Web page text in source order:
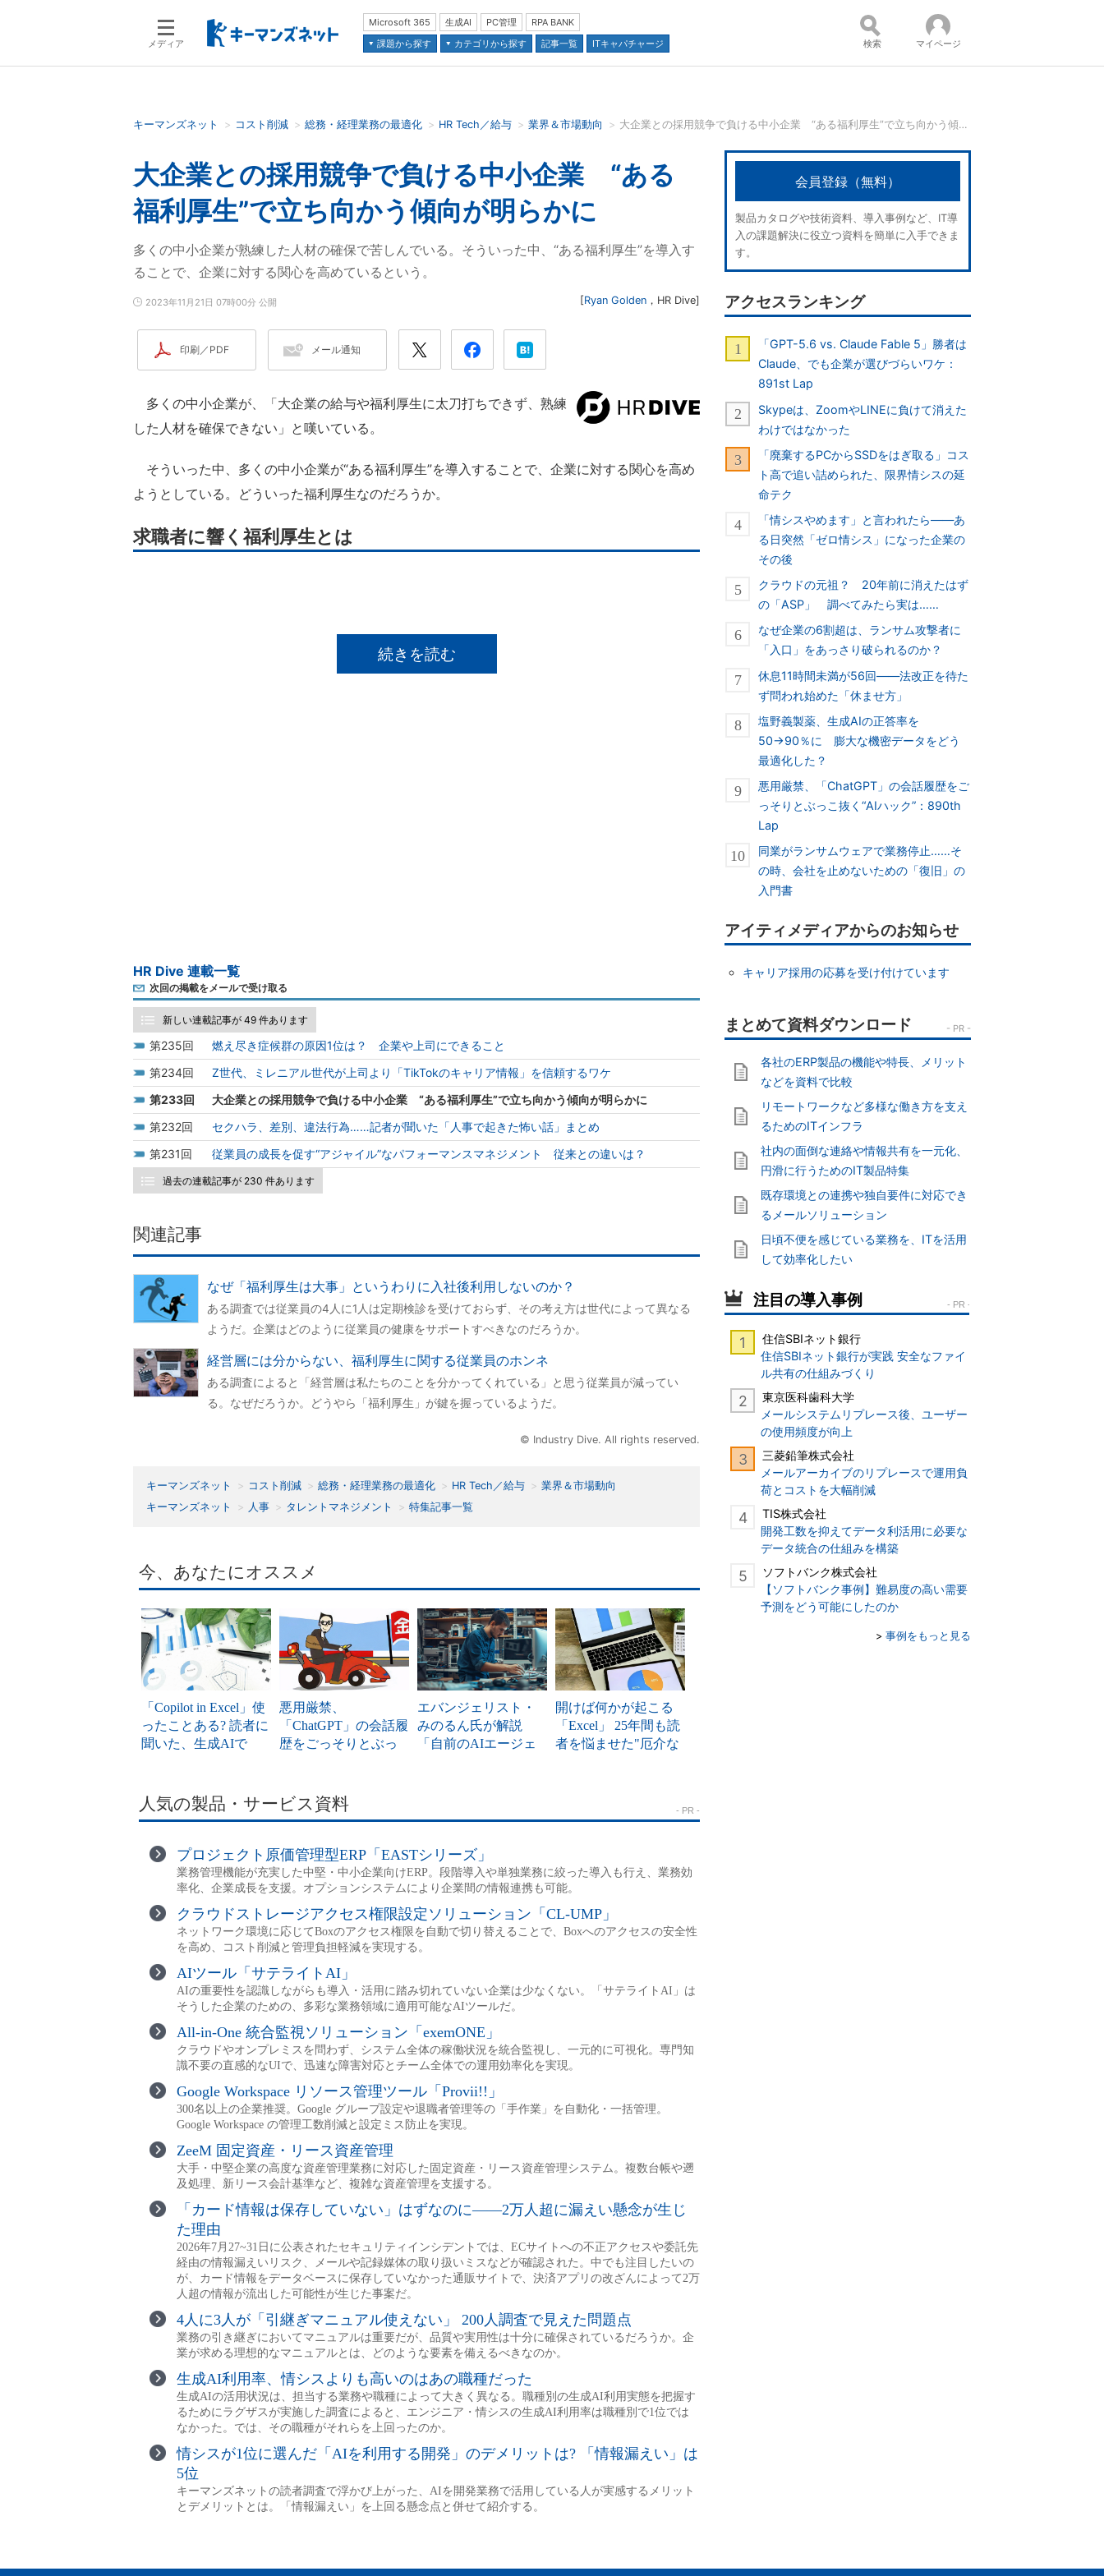
メディア
Microsoft 365 生成AI PC管理
RPA BANK
課題から探す
カテゴリから探す 記事一覧 ITキャパチャージ
検索語を入力してください コンテンツ：
並び順：
検索 マイページ
キーマンズネット コスト削減 総務・経理業務の最適化 HR Tech／給与 業界＆市場動向 大企業との採用競争で負ける中小企業 “ある福利厚生”で立ち向かう傾向が明らかに
大企業との採用競争で負ける中小企業 “ある
福利厚生”で立ち向かう傾向が明らかに
多くの中小企業が熟練した人材の確保で苦しんでいる。そういった中、“ある福利厚生”を導入す
ることで、企業に対する関心を高めているという。
2023年11月21日 07時00分 公開 [Ryan Golden ， HR Dive]
印刷／PDF メール通知
多くの中小企業が、「大企業の給与や福利厚生に太刀打ちできず、熟練
した人材を確保できない」と嘆いている。
そういった中、多くの中小企業が“ある福利厚生”を導入することで、企業に対する関心を高め
ようとしている。どういった福利厚生なのだろうか。
求職者に響く福利厚生とは
続きを読む
HR Dive 連載一覧
次回の掲載をメールで受け取る
新しい連載記事が 49 件あります
235
燃え尽き症候群の原因1位は？ 企業や上司にできること
234
Z世代、ミレニアル世代が上司より「TikTokのキャリア情報」を信頼するワケ
233
大企業との採用競争で負ける中小企業 “ある福利厚生”で立ち向かう傾向が明らかに
232
セクハラ、差別、違法行為……記者が聞いた「人事で起きた怖い話」まとめ
231
従業員の成長を促す“アジャイル”なパフォーマンスマネジメント 従来との違いは？
過去の連載記事が 230 件あります
関連記事
なぜ「福利厚生は大事」というわりに入社後利用しないのか？
ある調査では従業員の4人に1人は定期検診を受けておらず、その考え方は世代によって異なる
ようだ。企業はどのように従業員の健康をサポートすべきなのだろうか。
経営層には分からない、福利厚生に関する従業員のホンネ
ある調査によると「経営層は私たちのことを分かってくれている」と思う従業員が減ってい
る。なぜだろうか。どうやら「福利厚生」が鍵を握っているようだ。
© Industry Dive. All rights reserved.
キーマンズネット コスト削減 総務・経理業務の最適化 HR Tech／給与
業界＆市場動向
キーマンズネット
人事 タレントマネジメント 特集記事一覧
会員登録（無料）
製品カタログや技術資料、導入事例など、IT導
入の課題解決に役立つ資料を簡単に入手できま
す。
アクセスランキング
「GPT-5.6 vs. Claude Fable 5」勝者は
Claude、でも企業が選びづらいワケ：
891st Lap
Skypeは、ZoomやLINEに負けて消えた
わけではなかった
「廃棄するPCからSSDをはぎ取る」コス
ト高で追い詰められた、限界情シスの延
命テク
「情シスやめます」と言われたら――あ
る日突然「ゼロ情シス」になった企業の
その後
クラウドの元祖？ 20年前に消えたはず
の「ASP」 調べてみたら実は……
なぜ企業の6割超は、ランサム攻撃者に
「入口」をあっさり破られるのか？
休息11時間未満が56回――法改正を待た
ず問われ始めた「休ませ方」
塩野義製薬、生成AIの正答率を
50→90％に 膨大な機密データをどう
最適化した？
悪用厳禁、「ChatGPT」の会話履歴をご
っそりとぶっこ抜く“AIハック”：890th
Lap
同業がランサムウェアで業務停止……そ
の時、会社を止めないための「復旧」の
入門書
アイティメディアからのお知らせ
キャリア採用の応募を受け付けています
各社のERP製品の機能や特長、メリット
などを資料で比較
リモートワークなど多様な働き方を支え
るためのITインフラ
社内の面倒な連絡や情報共有を一元化、
円滑に行うためのIT製品特集
既存環境との連携や独自要件に対応でき
るメールソリューション
日頃不便を感じている業務を、ITを活用
して効率化したい